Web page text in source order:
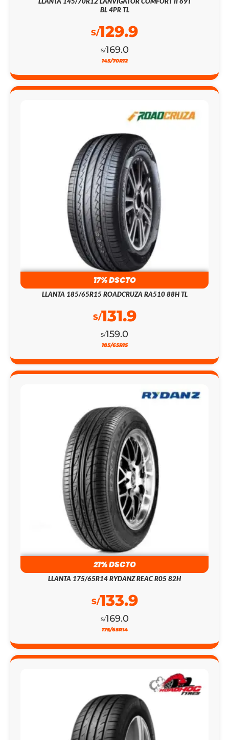
BL 4PR TL
S/169.0
S/129.9
145/70R12
17% DSCTO
LLANTA 185/65R15 ROADCRUZA RA510 88H TL
S/159.0
S/131.9
185/65R15
21% DSCTO
LLANTA 175/65R14 RYDANZ REAC R05 82H
S/169.0
S/133.9
175/65R14